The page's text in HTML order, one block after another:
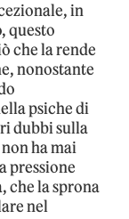
in
questo
che la rende
nonostante
psiche di
dubbi sulla
ha mai
pressione
che la sprona
nel